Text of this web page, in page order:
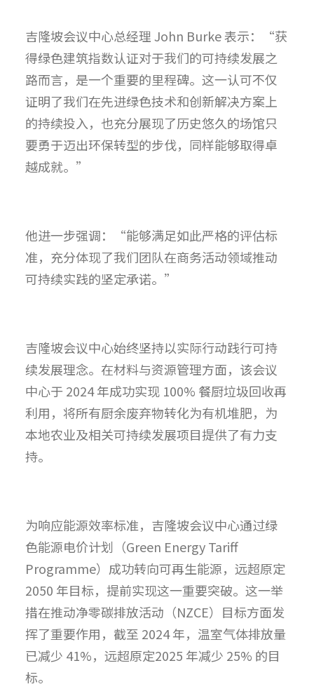
吉隆坡会议中心总经理 John Burke 表示：“获
得绿色建筑指数认证对于我们的可持续发展之
路而言，是一个重要的里程碑。这一认可不仅
证明了我们在先进绿色技术和创新解决方案上
的持续投入，也充分展现了历史悠久的场馆只
要勇于迈出环保转型的步伐，同样能够取得卓
越成就。”
他进一步强调：“能够满足如此严格的评估标
准，充分体现了我们团队在商务活动领域推动
可持续实践的坚定承诺。”
吉隆坡会议中心始终坚持以实际行动践行可持
续发展理念。在材料与资源管理方面，该会议
中心于 2024 年成功实现 100% 餐厨垃圾回收再
利用，将所有厨余废弃物转化为有机堆肥，为
本地农业及相关可持续发展项目提供了有力支
持。
为响应能源效率标准，吉隆坡会议中心通过绿
色能源电价计划（Green Energy Tariff
Programme）成功转向可再生能源，远超原定
2050 年目标，提前实现这一重要突破。这一举
措在推动净零碳排放活动（NZCE）目标方面发
挥了重要作用，截至 2024 年，温室气体排放量
已减少 41%，远超原定2025 年减少 25% 的目
标。